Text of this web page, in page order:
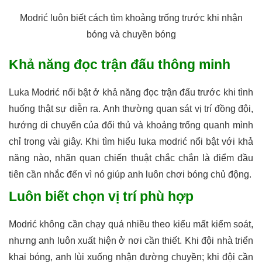
Modrić luôn biết cách tìm khoảng trống trước khi nhận
bóng và chuyền bóng
Khả năng đọc trận đấu thông minh
Luka Modrić nổi bật ở khả năng đọc trận đấu trước khi tình
huống thật sự diễn ra. Anh thường quan sát vị trí đồng đội,
hướng di chuyển của đối thủ và khoảng trống quanh mình
chỉ trong vài giây. Khi tìm hiểu luka modrić nổi bật với khả
năng nào, nhãn quan chiến thuật chắc chắn là điểm đầu
tiên cần nhắc đến vì nó giúp anh luôn chơi bóng chủ động.
Luôn biết chọn vị trí phù hợp
Modrić không cần chạy quá nhiều theo kiểu mất kiểm soát,
nhưng anh luôn xuất hiện ở nơi cần thiết. Khi đội nhà triển
khai bóng, anh lùi xuống nhận đường chuyền; khi đội cần